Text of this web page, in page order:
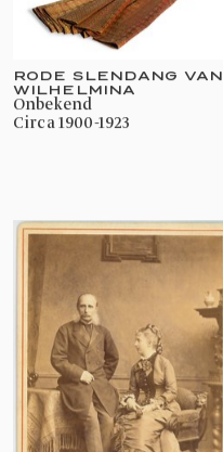
RODE SLENDANG VAN
WILHELMINA
onbekend
circa 1900-1923